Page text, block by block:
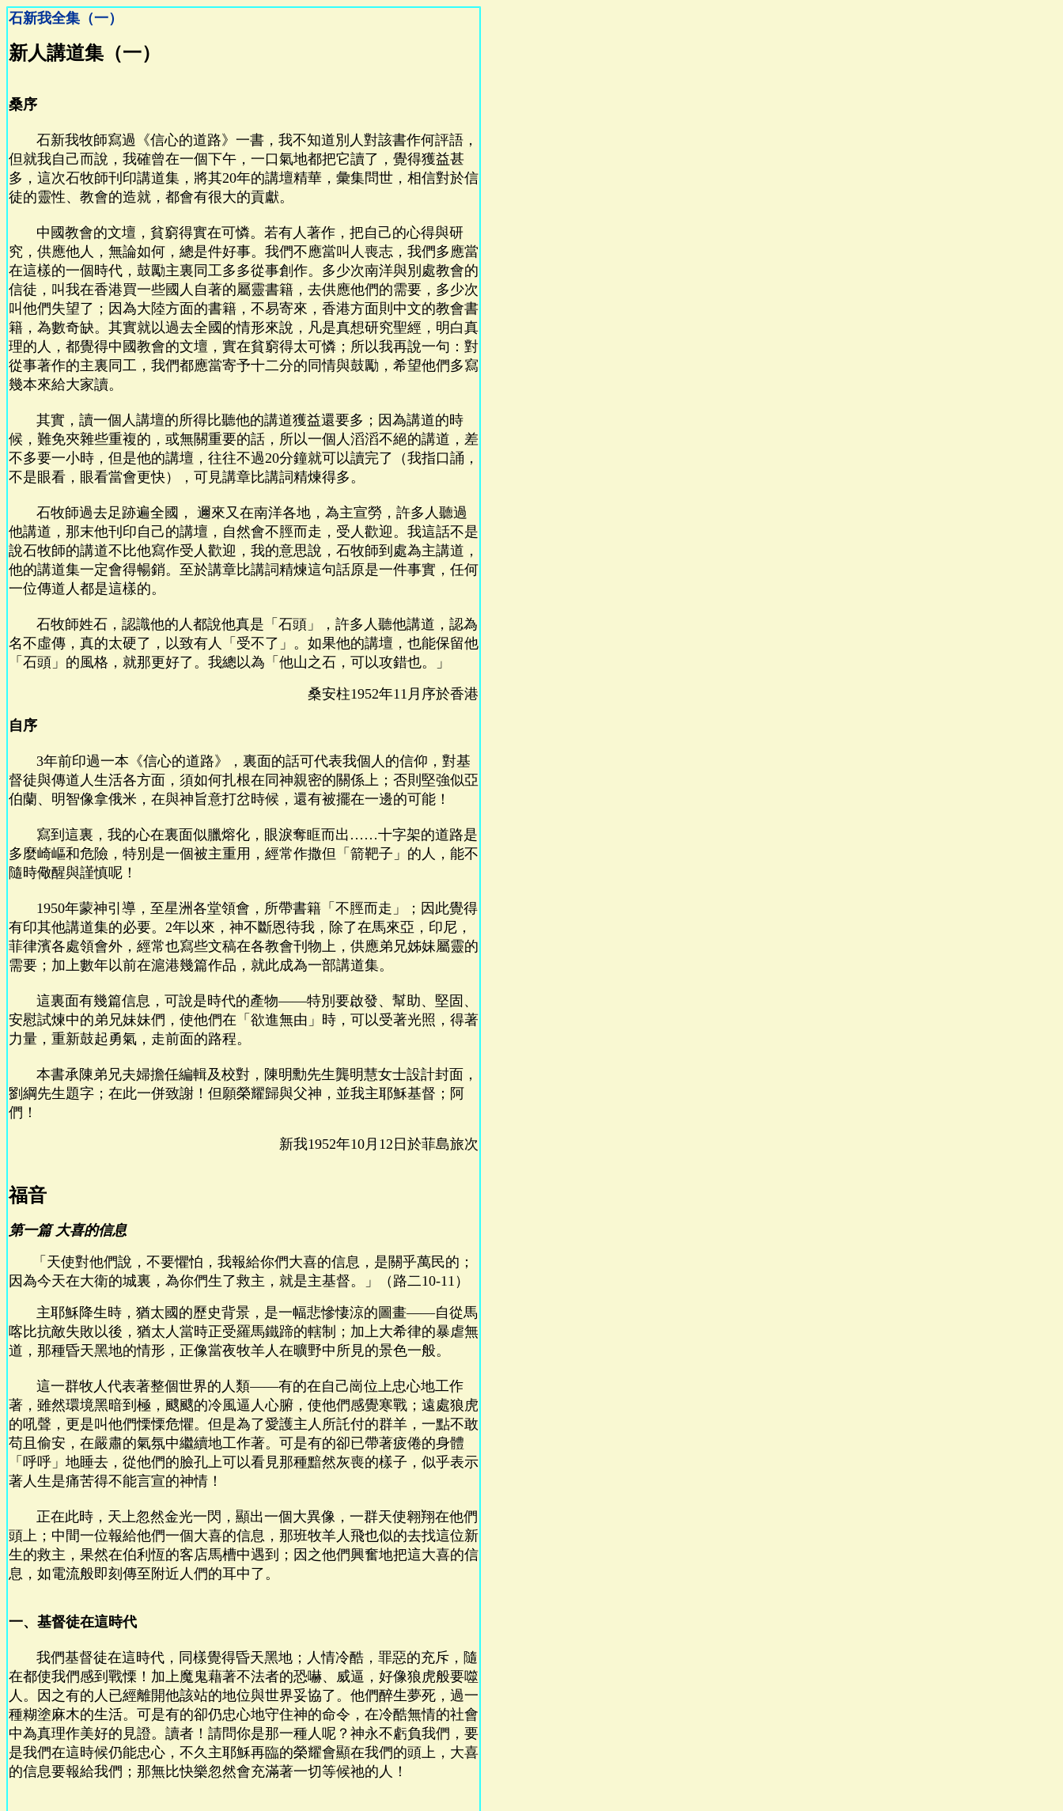
石新我全集（一）
新人講道集（一）
桑序
石新我牧師寫過《信心的道路》一書，我不知道別人對該書作何評語，
但就我自己而說，我確曾在一個下午，一口氣地都把它讀了，覺得獲益甚
多，這次石牧師刊印講道集，將其20年的講壇精華，彙集問世，相信對於信
徒的靈性、教會的造就，都會有很大的貢獻。
中國教會的文壇，貧窮得實在可憐。若有人著作，把自己的心得與研
究，供應他人，無論如何，總是件好事。我們不應當叫人喪志，我們多應當
在這樣的一個時代，鼓勵主裏同工多多從事創作。多少次南洋與別處教會的
信徒，叫我在香港買一些國人自著的屬靈書籍，去供應他們的需要，多少次
叫他們失望了；因為大陸方面的書籍，不易寄來，香港方面則中文的教會書
籍，為數奇缺。其實就以過去全國的情形來說，凡是真想研究聖經，明白真
理的人，都覺得中國教會的文壇，實在貧窮得太可憐；所以我再說一句：對
從事著作的主裏同工，我們都應當寄予十二分的同情與鼓勵，希望他們多寫
幾本來給大家讀。
其實，讀一個人講壇的所得比聽他的講道獲益還要多；因為講道的時
候，難免夾雜些重複的，或無關重要的話，所以一個人滔滔不絕的講道，差
不多要一小時，但是他的講壇，往往不過20分鐘就可以讀完了（我指口誦，
不是眼看，眼看當會更快），可見講章比講詞精煉得多。
石牧師過去足跡遍全國， 邇來又在南洋各地，為主宣勞，許多人聽過
他講道，那末他刊印自己的講壇，自然會不脛而走，受人歡迎。我這話不是
說石牧師的講道不比他寫作受人歡迎，我的意思說，石牧師到處為主講道，
他的講道集一定會得暢銷。至於講章比講詞精煉這句話原是一件事實，任何
一位傳道人都是這樣的。
石牧師姓石，認識他的人都說他真是「石頭」，許多人聽他講道，認為
名不虛傳，真的太硬了，以致有人「受不了」。如果他的講壇，也能保留他
「石頭」的風格，就那更好了。我總以為「他山之石，可以攻錯也。」
桑安柱1952年11月序於香港
自序
3年前印過一本《信心的道路》，裏面的話可代表我個人的信仰，對基
督徒與傳道人生活各方面，須如何扎根在同神親密的關係上；否則堅強似亞
伯蘭、明智像拿俄米，在與神旨意打岔時候，還有被擺在一邊的可能！
寫到這裏，我的心在裏面似臘熔化，眼淚奪眶而出……十字架的道路是
多麼崎嶇和危險，特別是一個被主重用，經常作撒但「箭靶子」的人，能不
隨時儆醒與謹慎呢！
1950年蒙神引導，至星洲各堂領會，所帶書籍「不脛而走」；因此覺得
有印其他講道集的必要。2年以來，神不斷恩待我，除了在馬來亞，印尼，
菲律濱各處領會外，經常也寫些文稿在各教會刊物上，供應弟兄姊妹屬靈的
需要；加上數年以前在滬港幾篇作品，就此成為一部講道集。
這裏面有幾篇信息，可說是時代的產物——特別要啟發、幫助、堅固、
安慰試煉中的弟兄妹妹們，使他們在「欲進無由」時，可以受著光照，得著
力量，重新鼓起勇氣，走前面的路程。
本書承陳弟兄夫婦擔任編輯及校對，陳明勳先生龔明慧女士設計封面，
劉綱先生題字；在此一併致謝！但願榮耀歸與父神，並我主耶穌基督；阿
們！
新我1952年10月12日於菲島旅次
福音
第一篇 大喜的信息
「天使對他們說，不要懼怕，我報給你們大喜的信息，是關乎萬民的；
因為今天在大衛的城裏，為你們生了救主，就是主基督。」（路二10-11）
主耶穌降生時，猶太國的歷史背景，是一幅悲慘悽涼的圖畫——自從馬
喀比抗敵失敗以後，猶太人當時正受羅馬鐵蹄的轄制；加上大希律的暴虐無
道，那種昏天黑地的情形，正像當夜牧羊人在曠野中所見的景色一般。
這一群牧人代表著整個世界的人類——有的在自己崗位上忠心地工作
著，雖然環境黑暗到極，颼颼的冷風逼人心腑，使他們感覺寒戰；遠處狼虎
的吼聲，更是叫他們慄慄危懼。但是為了愛護主人所託付的群羊，一點不敢
苟且偷安，在嚴肅的氣氛中繼續地工作著。可是有的卻已帶著疲倦的身體
「呼呼」地睡去，從他們的臉孔上可以看見那種黯然灰喪的樣子，似乎表示
著人生是痛苦得不能言宣的神情！
正在此時，天上忽然金光一閃，顯出一個大異像，一群天使翱翔在他們
頭上；中間一位報給他們一個大喜的信息，那班牧羊人飛也似的去找這位新
生的救主，果然在伯利恆的客店馬槽中遇到；因之他們興奮地把這大喜的信
息，如電流般即刻傳至附近人們的耳中了。
一、基督徒在這時代
我們基督徒在這時代，同樣覺得昏天黑地；人情冷酷，罪惡的充斥，隨
在都使我們感到戰慄！加上魔鬼藉著不法者的恐嚇、威逼，好像狼虎般要噬
人。因之有的人已經離開他該站的地位與世界妥協了。他們醉生夢死，過一
種糊塗麻木的生活。可是有的卻仍忠心地守住神的命令，在冷酷無情的社會
中為真理作美好的見證。讀者！請問你是那一種人呢？神永不虧負我們，要
是我們在這時候仍能忠心，不久主耶穌再臨的榮耀會顯在我們的頭上，大喜
的信息要報給我們；那無比快樂忽然會充滿著一切等候祂的人！